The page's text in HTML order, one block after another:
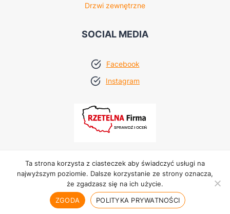
Drzwi zewnętrzne
SOCIAL MEDIA
Facebook
Instagram
© 2026 Profi Parkiet. WykonanieAdwebmedia
Ta strona korzysta z ciasteczek aby świadczyć usługi na
najwyższym poziomie. Dalsze korzystanie ze strony oznacza,
że zgadzasz się na ich użycie.
ZGODA
POLITYKA PRYWATNOŚCI